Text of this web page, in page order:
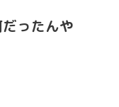
ったんや